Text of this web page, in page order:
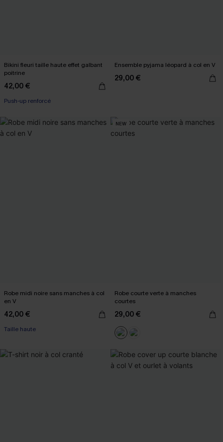
Bikini fleuri taille haute effet galbant
poitrine
42,00 €
Push-up renforcé
Ensemble pyjama léopard à col en V
29,00 €
Robe midi noire sans manches à col
en V
42,00 €
Taille haute
NEW
Robe courte verte à manches
courtes
29,00 €